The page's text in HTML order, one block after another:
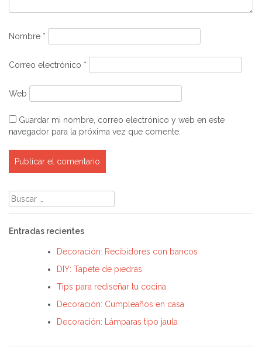
Nombre *
Correo electrónico *
Web
Guardar mi nombre, correo electrónico y web en este
navegador para la próxima vez que comente.
Buscar:
Entradas recientes
Decoración: Recibidores con bancos
DIY: Tapete de piedras
Tips para rediseñar tu cocina
Decoración: Cumpleaños en casa
Decoración: Lámparas tipo jaula